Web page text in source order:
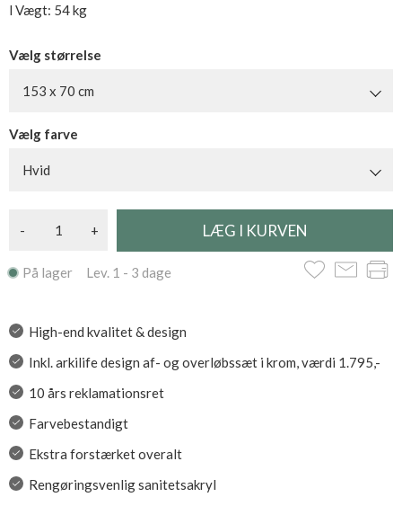
l Vægt: 54 kg
Vælg størrelse
153 x 70 cm
Vælg farve
Hvid
- +
På lager Lev. 1 - 3 dage
High-end kvalitet & design
Inkl. arkilife design af- og overløbssæt i krom, værdi 1.795,-
10 års reklamationsret
Farvebestandigt
Ekstra forstærket overalt
Rengøringsvenlig sanitetsakryl